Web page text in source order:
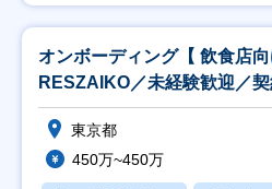
オンボーディング【 飲食店
RESZAIKO／未経験歓迎／契
東京都
450万~450万